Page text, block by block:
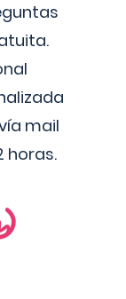
mail
horas.